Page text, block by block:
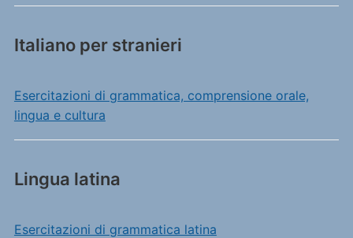
Italiano per stranieri
Esercitazioni di grammatica, comprensione orale,
lingua e cultura
Lingua latina
Esercitazioni di grammatica latina